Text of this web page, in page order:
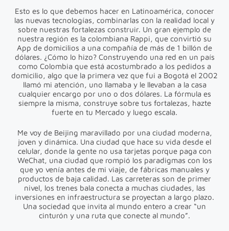
Esto es lo que debemos hacer en Latinoamérica, conocer
las nuevas tecnologías, combinarlas con la realidad local y
sobre nuestras fortalezas construir. Un gran ejemplo de
nuestra región es la colombiana Rappi, que convirtió su
App de domicilios a una compañía de más de 1 billón de
dólares. ¿Cómo lo hizo? Construyendo una red en un país
como Colombia que está acostumbrado a los pedidos a
domicilio, algo que la primera vez que fui a Bogotá el 2002
llamó mi atención, uno llamaba y le llevaban a la casa
cualquier encargo por uno o dos dólares. La fórmula es
siempre la misma, construye sobre tus fortalezas, hazte
fuerte en tu Mercado y luego escala.
Me voy de Beijing maravillado por una ciudad moderna,
joven y dinámica. Una ciudad que hace su vida desde el
celular, donde la gente no usa tarjetas porque paga con
WeChat, una ciudad que rompió los paradigmas con los
que yo venía antes de mi viaje, de fábricas manuales y
productos de baja calidad. Las carreteras son de primer
nivel, los trenes bala conecta a muchas ciudades, las
inversiones en infraestructura se proyectan a largo plazo.
Una sociedad que invita al mundo entero a crear “un
cinturón y una ruta que conecte al mundo”.